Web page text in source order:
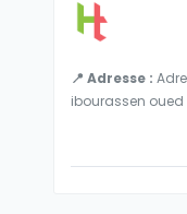
📍 Adresse :
ibourassen oued